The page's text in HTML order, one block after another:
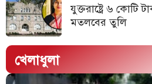
যুক্তরাষ্ট্রে ৬ কোটি
মতলবের তুলি
খেলাধুলা